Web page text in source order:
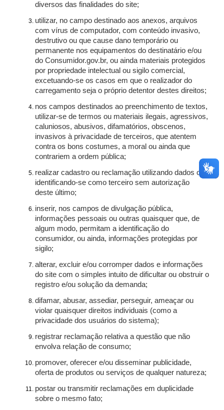
diversos das finalidades do site;
utilizar, no campo destinado aos anexos, arquivos
com vírus de computador, com conteúdo invasivo,
destrutivo ou que cause dano temporário ou
permanente nos equipamentos do destinatário e/ou
do Consumidor.gov.br, ou ainda materiais protegidos
por propriedade intelectual ou sigilo comercial,
excetuando-se os casos em que o realizador do
carregamento seja o próprio detentor destes direitos;
nos campos destinados ao preenchimento de textos,
utilizar-se de termos ou materiais ilegais, agressivos,
caluniosos, abusivos, difamatórios, obscenos,
invasivos à privacidade de terceiros, que atentem
contra os bons costumes, a moral ou ainda que
contrariem a ordem pública;
realizar cadastro ou reclamação utilizando dados ou
identificando-se como terceiro sem autorização
deste último;
inserir, nos campos de divulgação pública,
informações pessoais ou outras quaisquer que, de
algum modo, permitam a identificação do
consumidor, ou ainda, informações protegidas por
sigilo;
alterar, excluir e/ou corromper dados e informações
do site com o simples intuito de dificultar ou obstruir o
registro e/ou solução da demanda;
difamar, abusar, assediar, perseguir, ameaçar ou
violar quaisquer direitos individuais (como a
privacidade dos usuários do sistema);
registrar reclamação relativa a questão que não
envolva relação de consumo;
promover, oferecer e/ou disseminar publicidade,
oferta de produtos ou serviços de qualquer natureza;
postar ou transmitir reclamações em duplicidade
sobre o mesmo fato;